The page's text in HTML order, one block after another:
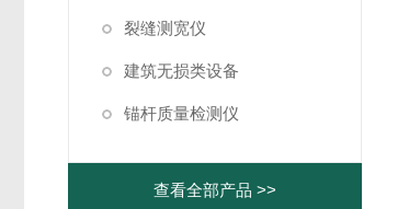
裂缝测宽仪
建筑无损类设备
锚杆质量检测仪
查看全部产品 >>